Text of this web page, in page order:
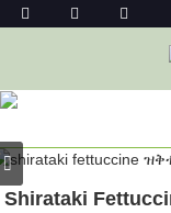
Shirataki